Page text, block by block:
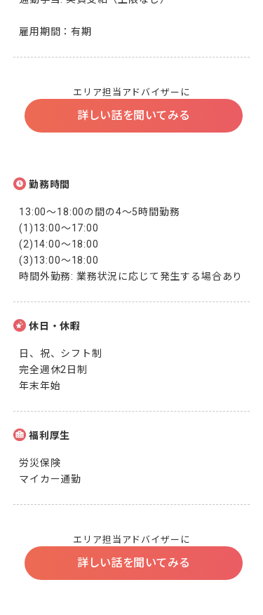
雇用期間：有期
エリア担当アドバイザーに
詳しい話を聞いてみる
勤務時間
13:00～18:00の間の4～5時間勤務
(1)13:00～17:00
(2)14:00～18:00
(3)13:00～18:00
時間外勤務: 業務状況に応じて発生する場合あり
休日・休暇
日、祝、シフト制
完全週休2日制
年末年始
福利厚生
労災保険
マイカー通勤
エリア担当アドバイザーに
詳しい話を聞いてみる